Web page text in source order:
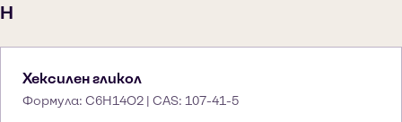
H
Хексилен гликол
Формула: C6H14O2 | CAS: 107-41-5